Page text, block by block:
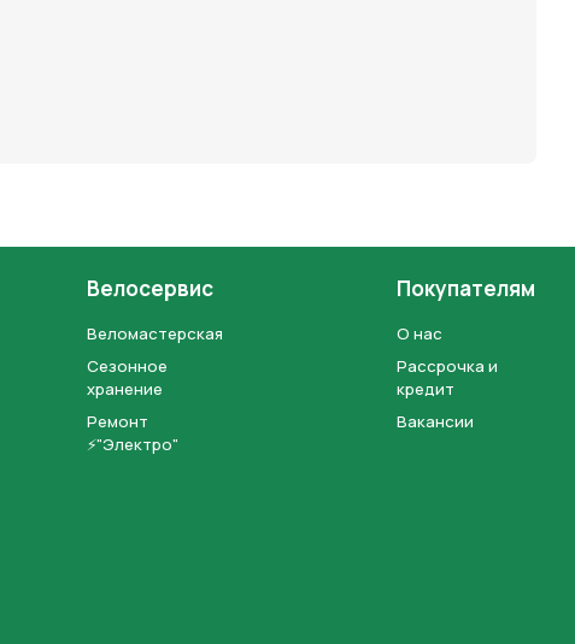
Велосервис
Веломастерская
Сезонное
хранение
Ремонт
⚡"Электро"
Покупателям
О нас
Рассрочка и
кредит
Вакансии